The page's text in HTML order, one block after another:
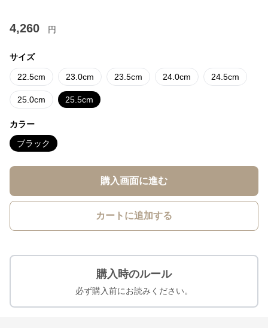
4,260 円
サイズ
22.5cm 23.0cm 23.5cm 24.0cm 24.5cm
25.0cm 25.5cm
カラー
ブラック
購入画面に進む
カートに追加する
購入時のルール
必ず購入前にお読みください。